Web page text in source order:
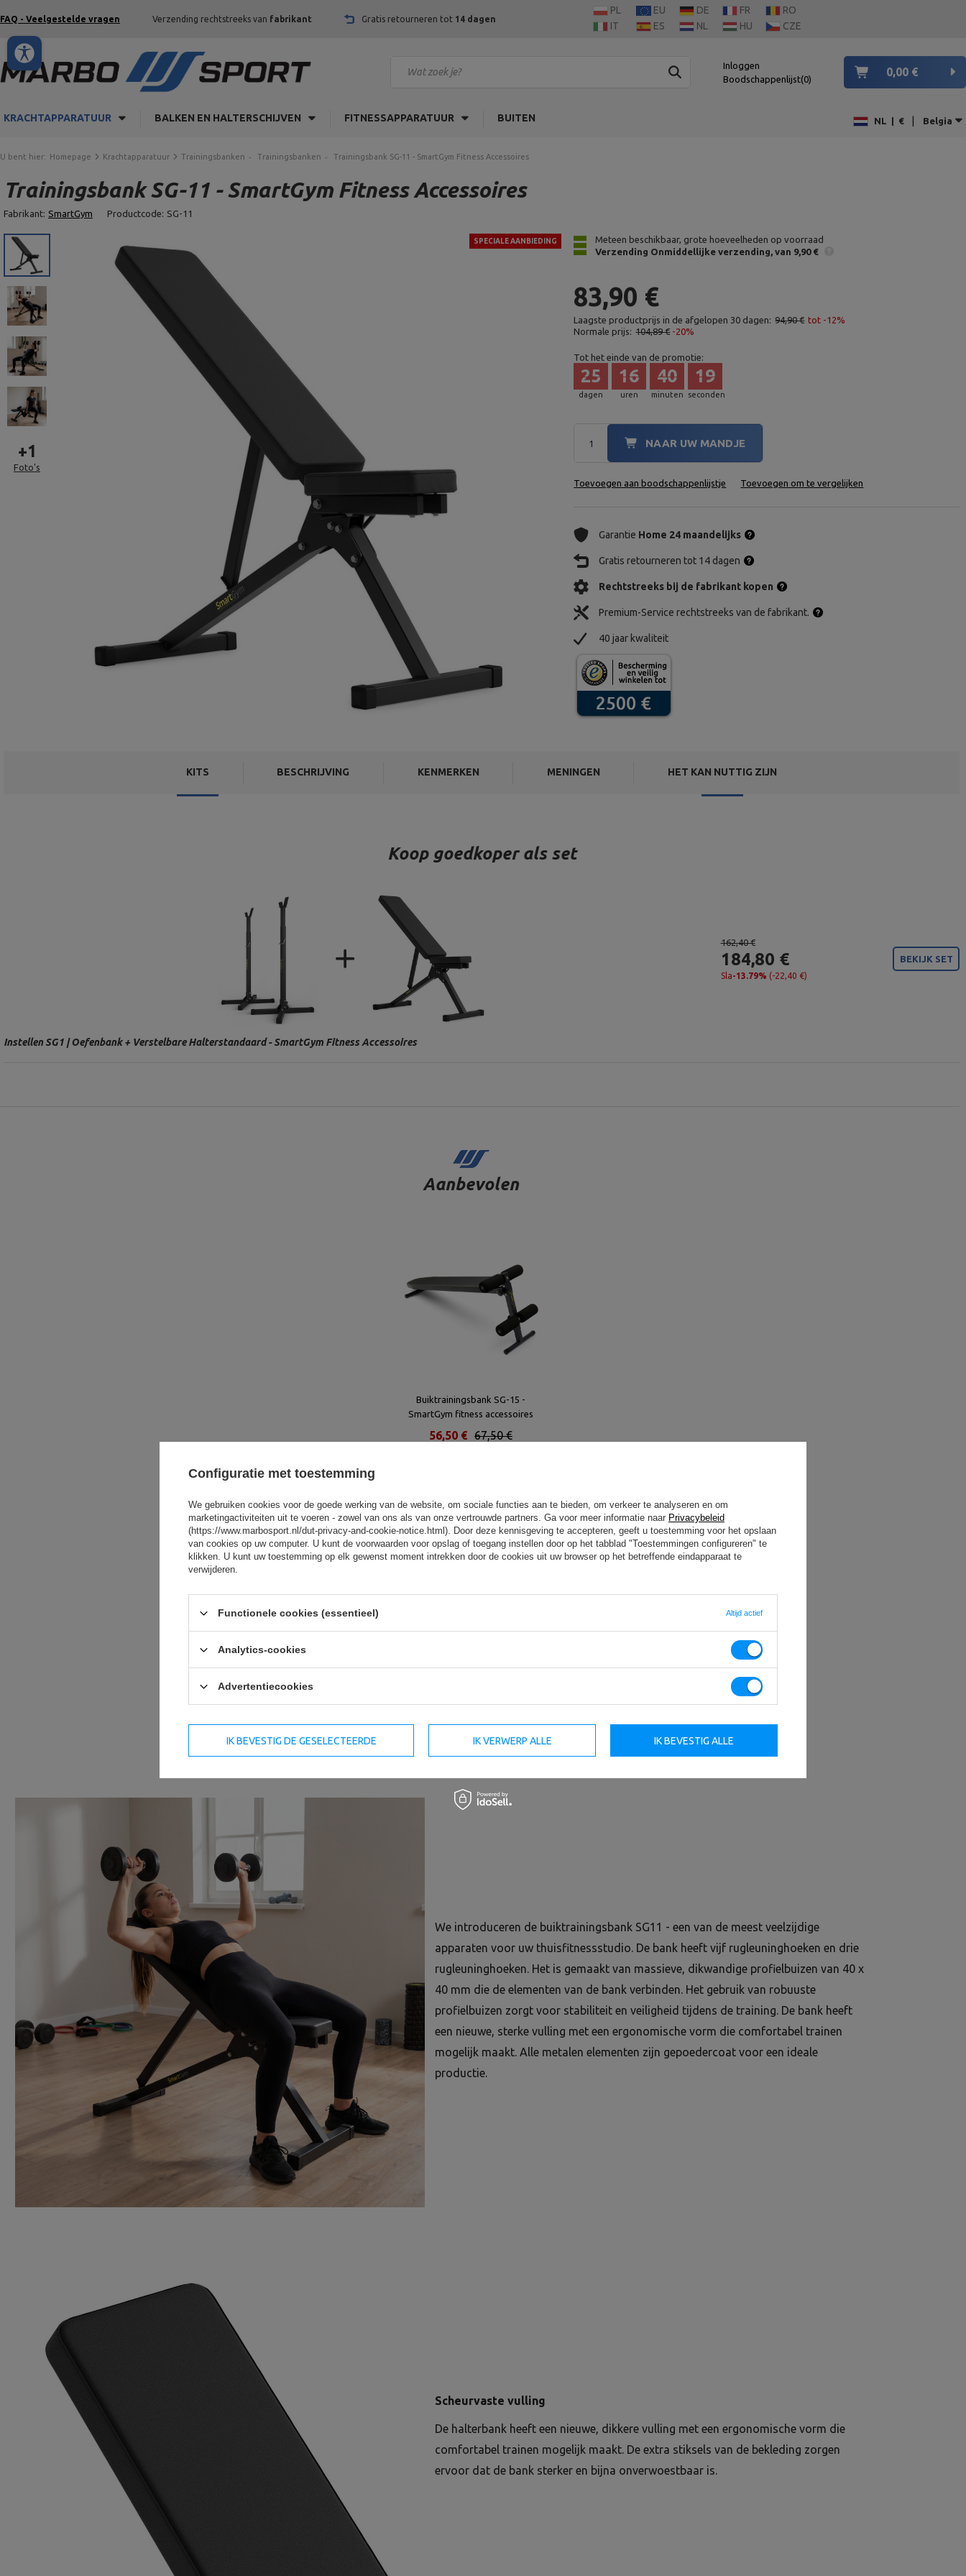
FAQ - Veelgestelde vragen Verzending rechtstreeks van fabrikant Gratis retourneren tot 14 dagen
PL EU DE FR
RO
IT
ES NL HU CZE
Inloggen
Boodschappenlijst 0
0,00 €
KRACHTAPPARATUUR BALKEN EN HALTERSCHIJVEN FITNESSAPPARATUUR BUITEN NL € | Belgia
U bent hier: Homepage Krachtapparatuur Trainingsbanken Trainingsbanken Trainingsbank SG-11 - SmartGym Fitness Accessoires
Trainingsbank SG-11 - SmartGym Fitness Accessoires
Fabrikant: SmartGym Productcode: SG-11
+1
Foto's
SPECIALE AANBIEDING
Meteen beschikbaar, grote hoeveelheden op voorraad
Verzending Onmiddellijke verzending van 9,90 €
83,90 €
Laagste productprijs in de afgelopen 30 dagen: 94,90 € tot -12%
Normale prijs: 104,89 €-20%
Tot het einde van de promotie:
dagen
25
uren
16
minuten
40
seconden
18
NAAR UW MANDJE
Toevoegen aan boodschappenlijstje Toevoegen om te vergelijken
Garantie Home 24 maandelijks
Gratis retourneren tot 14 dagen
Rechtstreeks bij de fabrikant kopen
Premium-Service rechtstreeks van de fabrikant.
40 jaar kwaliteit
KITS BESCHRIJVING KENMERKEN MENINGEN HET KAN NUTTIG ZIJN
Koop goedkoper als set
162,40 €
184,80 €
Sla-13.79% (-22,40 €)
BEKIJK SET
Instellen SG1 | Oefenbank + Verstelbare Halterstandaard - SmartGym Fitness Accessoires
Aanbevolen
Buiktrainingsbank SG-15 -
SmartGym fitness accessoires
67,50 €
56,50 €
Vergelijkbare producten
SmartGym fitness accessoires
67,50 €
We introduceren de buiktrainingsbank SG11 - een van de meest veelzijdige
apparaten voor uw thuisfitnessstudio. De bank heeft vijf rugleuninghoeken en drie
rugleuninghoeken. Het is gemaakt van massieve, dikwandige profielbuizen van 40 x
40 mm die de elementen van de bank verbinden. Het gebruik van robuuste
profielbuizen zorgt voor stabiliteit en veiligheid tijdens de training. De bank heeft
een nieuwe, sterke vulling met een ergonomische vorm die comfortabel trainen
mogelijk maakt. Alle metalen elementen zijn gepoedercoat voor een ideale
productie.
Scheurvaste vulling
De halterbank heeft een nieuwe, dikkere vulling met een ergonomische vorm die
comfortabel trainen mogelijk maakt. De extra stiksels van de bekleding zorgen
ervoor dat de bank sterker en bijna onverwoestbaar is.
Configuratie met toestemming
We gebruiken cookies voor de goede werking van de website, om sociale functies aan te bieden, om verkeer te analyseren en om
marketingactiviteiten uit te voeren - zowel van ons als van onze vertrouwde partners. Ga voor meer informatie naar Privacybeleid
(https://www.marbosport.nl/dut-privacy-and-cookie-notice.html). Door deze kennisgeving te accepteren, geeft u toestemming voor het opslaan
van cookies op uw computer. U kunt de voorwaarden voor opslag of toegang instellen door op het tabblad "Toestemmingen configureren" te
klikken. U kunt uw toestemming op elk gewenst moment intrekken door de cookies uit uw browser op het betreffende eindapparaat te
verwijderen.
Functionele cookies (essentieel) Altijd actief
Analytics-cookies
Advertentiecookies
IK BEVESTIG DE GESELECTEERDE IK VERWERP ALLE IK BEVESTIG ALLE